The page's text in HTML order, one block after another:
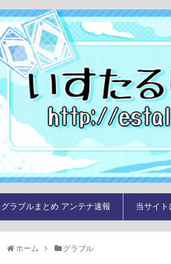
グラブルまとめ アンテナ速報 当サイ
ホーム グラブル